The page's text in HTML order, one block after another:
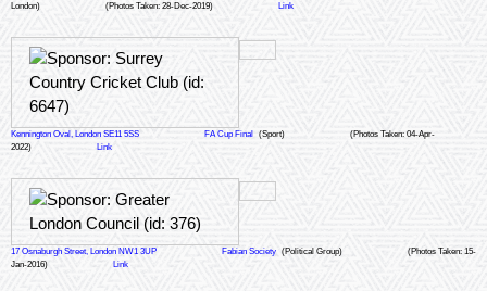
London)
(Photos Taken: 28-Dec-2019) Link
Kennington Oval, London SE11 5SS FA Cup Final (Sport)
(Photos Taken: 04-Apr-
2022)
Link
17 Osnaburgh Street, London NW1 3UP Fabian Society (Political Group)
(Photos Taken: 15-
Jan-2016)
Link